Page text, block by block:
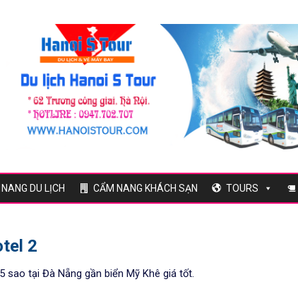
DU LỊCH CẨM NANG KHÁCH SẠN TOURS
2
sao tại Đà Nẵng gần biển Mỹ Khê giá tốt.